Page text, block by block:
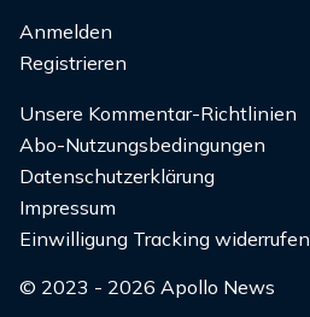
Anmelden
Registrieren
Unsere Kommentar-Richtlinien
Abo-Nutzungsbedingungen
Datenschutzerklärung
Impressum
Einwilligung Tracking widerrufen
© 2023 - 2026 Apollo News